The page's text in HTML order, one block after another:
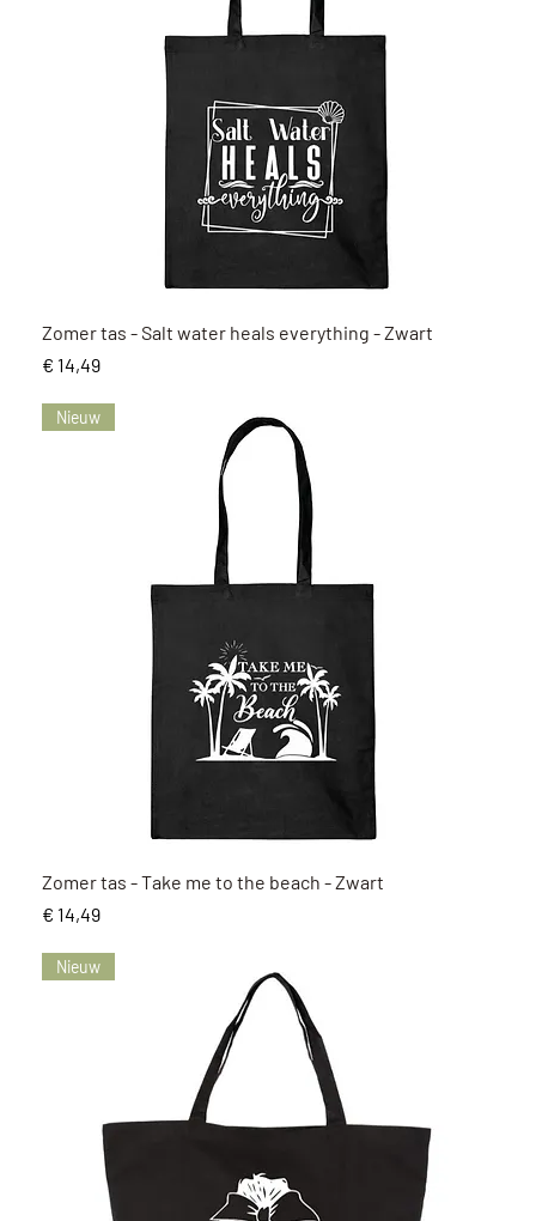
Snel overzicht
Zomer tas - Salt water heals everything - Zwart
Prijs
€ 14,49
Snel overzicht
Nieuw
Zomer tas - Take me to the beach - Zwart
Prijs
€ 14,49
Nieuw